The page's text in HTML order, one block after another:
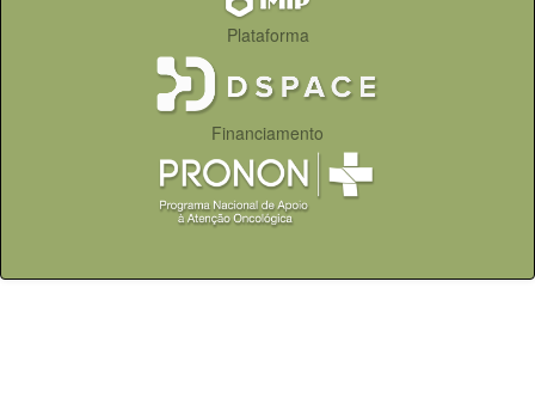
Plataforma
Financiamento